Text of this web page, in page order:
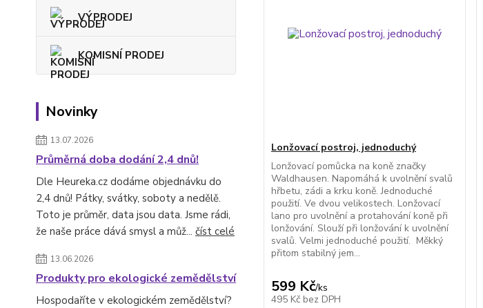
VÝPRODEJ
KOMISNÍ PRODEJ
Novinky
13.07.2026
Průměrná doba dodání 2,4 dnů!
Dle Heureka.cz dodáme objednávku do
2,4 dnů! Pátky, svátky, soboty a nedělě.
Toto je průměr, data jsou data. Jsme rádi,
že naše práce dává smysl a můž... číst celé
13.06.2026
Produkty pro ekologické zemědělství
Hospodaříte v ekologickém zemědělství?
Lonžovací postroj, jednoduchý
Lonžovací pomůcka na koně značky
Waldhausen. Napomáhá k uvolnění svalů
hřbetu, zádi a krku koně. Jednoduché
použití. Ve dvou velikostech. Lonžovací
lano pro uvolnění a protahování koně při
lonžování. Slouží při lonžování k uvolnění
svalů. Velmi jednoduché použití. Měkký
přitom stabilný jem...
599 Kč/ks
495 Kč bez DPH